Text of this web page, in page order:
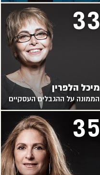
33
מיכל הלפרין
הממונה על ההגבלים העסקיים
35